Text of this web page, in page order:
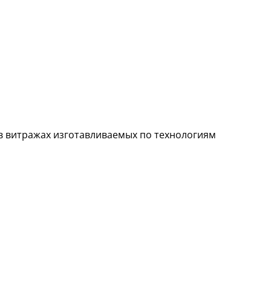
изготавливаемых по технологиям